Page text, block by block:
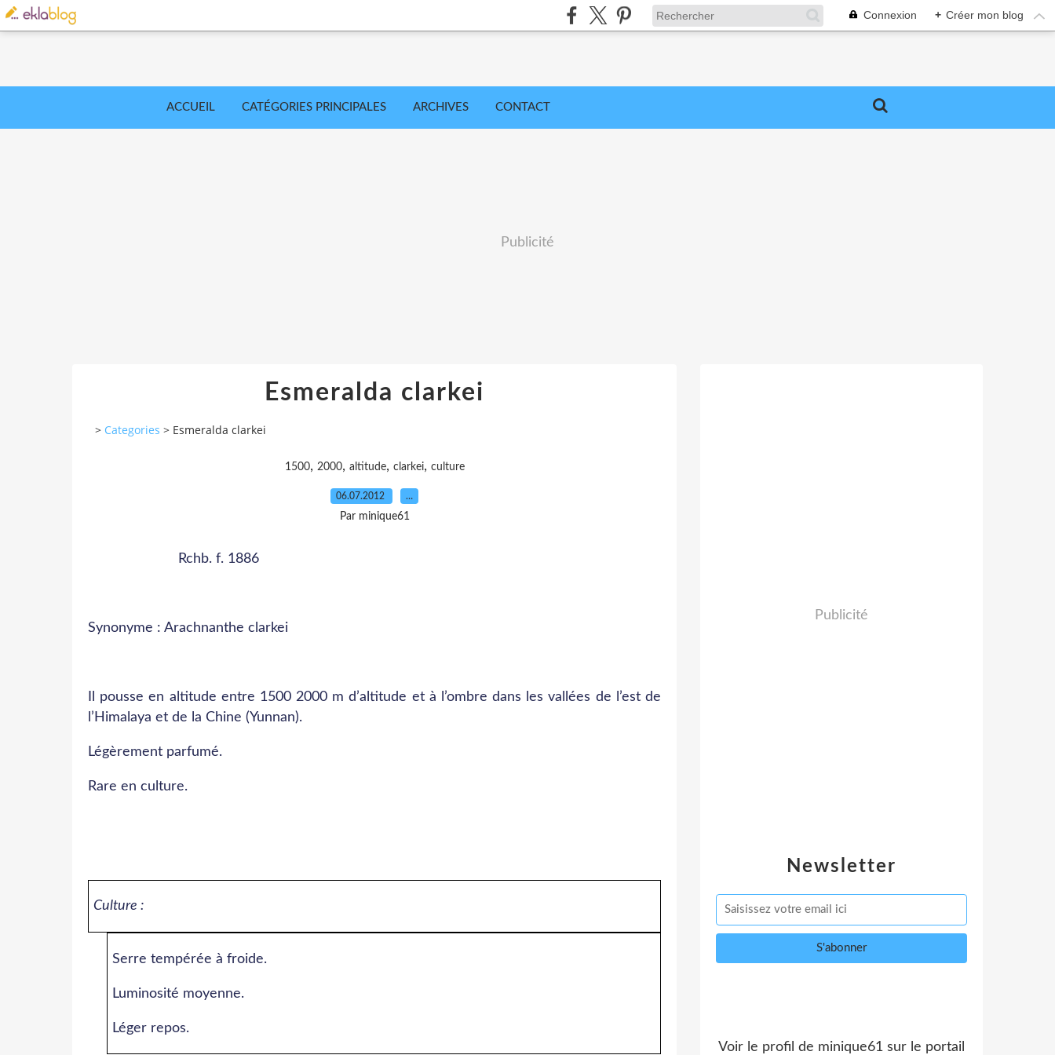
Connexion + Créer mon blog
ACCUEIL CATÉGORIES PRINCIPALES ARCHIVES CONTACT
Publicité
Esmeralda clarkei
> Categories > Esmeralda clarkei
1500, 2000, altitude, clarkei, culture
06.07.2012 …
Par minique61
Rchb. f. 1886
Synonyme : Arachnanthe clarkei
Il pousse en altitude entre 1500 2000 m d’altitude et à l’ombre dans les vallées de l’est de
l’Himalaya et de la Chine (Yunnan).
Légèrement parfumé.
Rare en culture.
Culture :
Serre tempérée à froide.
Luminosité moyenne.
Léger repos.
Newsletter
Publicité
Voir le profil de minique61 sur le portail